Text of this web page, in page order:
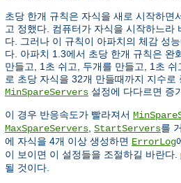
초당 한개 규칙은 자식을 새로 시작하면
고 정했다. 컴퓨터가 자식을 시작하느라
다. 그러나 이 규칙이 아파치의 체감 성
다. 아파치 1.3에서 초당 한개 규칙은 완
만들고, 1초 쉬고, 두개를 만들고, 1초
로 초당 자식을 32개 만들때까지 지수로
MinSpareServers 설정에 다다르면 증
이 경우 반응속도가 빨라져서
MaxSpareServers StartServers를
에 자식을 4개 이상 생성하면 ErrorLog
이 보이면 이 설정들을 조절하길 바란다.
될 것이다.